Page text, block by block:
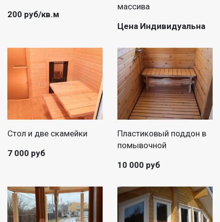
200 руб/кв.м
массива
Цена Индивидуальна
Стол и две скамейки
7 000 руб
Пластиковый поддон в
помывочной
10 000 руб